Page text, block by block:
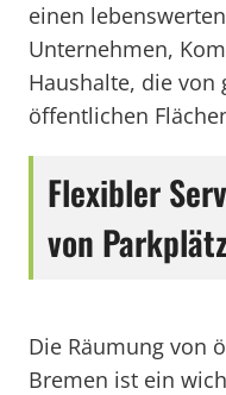
einen
Unternehmen,
Haushalte, die von
öffentlichen
Flexibler
von
Die Räumung von
Bremen ist ein